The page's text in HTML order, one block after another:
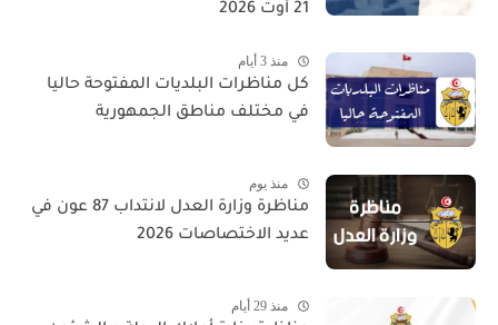
21 أوت 2026
منذ 3 أيام
كل مناظرات البلديات المفتوحة حاليا
في مختلف مناطق الجمهورية
منذ يوم
مناظرة وزارة العدل لانتداب 87 عون في
عديد الاختصاصات 2026
منذ 29 أيام